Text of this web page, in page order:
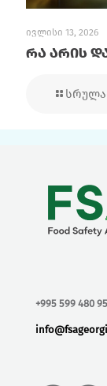
ივლისი 13, 2026
რა არის
+995 599 480